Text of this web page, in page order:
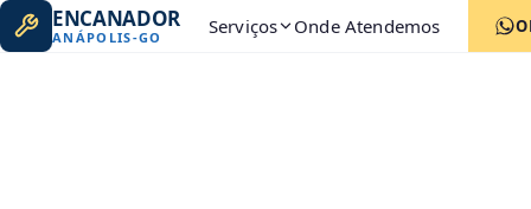
ENCANADOR
ANÁPOLIS-GO Serviços Onde Atendemos